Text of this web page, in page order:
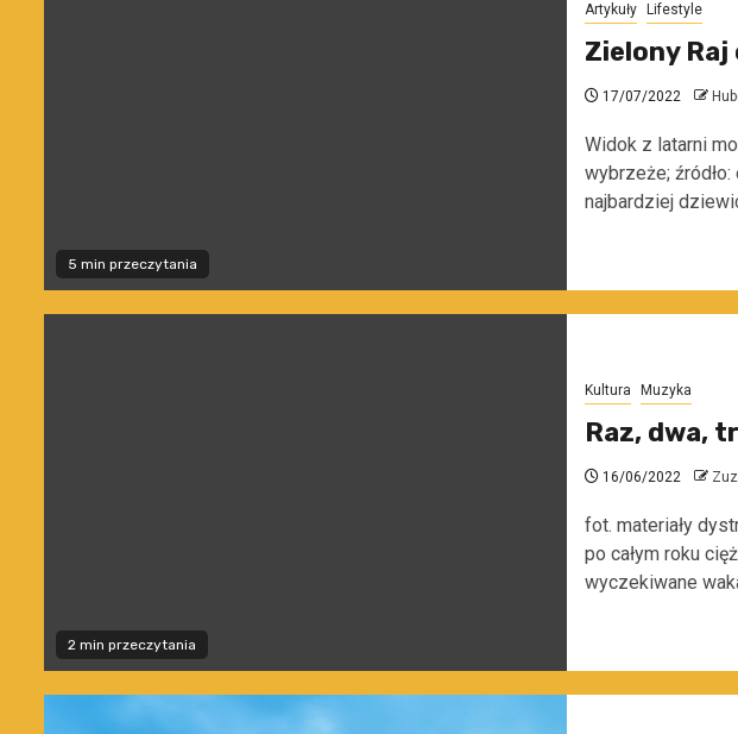
5 min przeczytania
Artykuły Lifestyle
Zielony
17/07/2022
Widok z latarni
wybrzeże;
najbardziej
2 min przeczytania
Kultura Muzyka
Raz, dwa,
16/06/2022
fot. materiały
po całym roku
wyczekiwane